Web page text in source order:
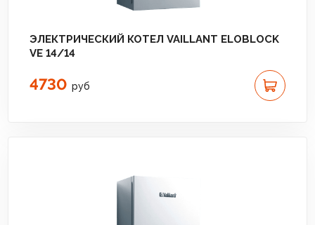
ЭЛЕКТРИЧЕСКИЙ КОТЕЛ VAILLANT ELOBLOCK
VE 14/14
4730 руб